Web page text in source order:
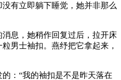
有立即躺下睡觉，她并非那么
息，她稍作回复过后，拉开床
男士袖扣。燕纾把它拿起来，
：“我的袖扣是不是昨天落在